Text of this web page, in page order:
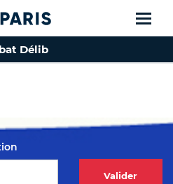
Délib
Valider